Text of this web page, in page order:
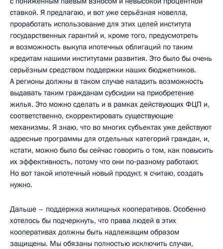
ставкой. Я предлагаю, и вот уже серьёзная новелла,
проработать использование для этих целей института
государственных гарантий и, кроме того, предусмотреть
и возможность выкупа ипотечных облигаций по таким
кредитам нашими институтами развития. Это было бы очень
серьёзным средством поддержки наших бюджетников.
А регионы должны в таком случае наладить возможность
выдавать таким гражданам субсидии на приобретение
жилья. Это можно сделать и в рамках действующих ФЦП и,
соответственно, скорректировать существующие
механизмы. Я знаю, что во многих субъектах уже действуют
адресные программы для отдельных категорий граждан, и,
кстати, можно было бы сейчас говорить о том, как повысить
их эффективность, потому что они по‑разному работают.
Но вот такой ипотечный новый продукт, я считаю, создать
нужно.
Дальше – поддержка жилищных кооперативов. Особенно
хотелось бы подчеркнуть, что права людей в этих
кооперативах должны быть надлежащим образом
защищены. Мы обязаны полностью исключить случаи,